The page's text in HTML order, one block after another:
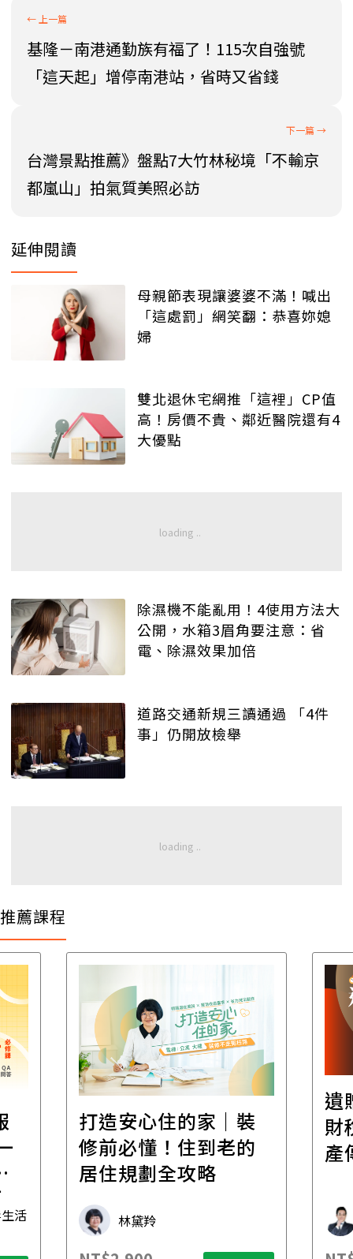
基隆－南港通勤族有福了！115次自強號
「這天起」增停南港站，省時又省錢
台灣景點推薦》盤點7大竹林秘境「不輸京
都嵐山」拍氣質美照必訪
延伸閱讀
母親節表現讓婆婆不滿！喊出
「這處罰」網笑翻：恭喜妳媳
婦
雙北退休宅網推「這裡」CP值
高！房價不貴、鄰近醫院還有4
大優點
除濕機不能亂用！4使用方法大
公開，水箱3眉角要注意：省
電、除濕效果加倍
道路交通新規三讀通過 「4件
事」仍開放檢舉
推薦課程
活
打造安心住的家｜裝
修前必懂！住到老的
居住規劃全攻略
林黛羚
遺
財
產